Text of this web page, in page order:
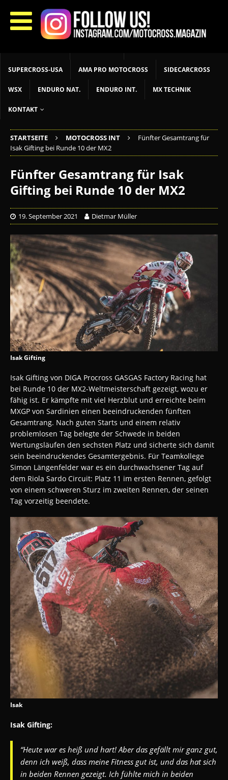
START LIVETIMING MX NEWS MX YOUTH
MX WOMEN MXGP ADAC MX MASTERS MOTOCROSS INT
SUPERCROSS-USA AMA PRO MOTOCROSS SIDECARCROSS
WSX ENDURO NAT. ENDURO INT. MX TECHNIK
KONTAKT
STARTSEITE MOTOCROSS INT
Fünfter Gesamtrang für
Isak Gifting bei Runde 10 der MX2
Fünfter Gesamtrang für Isak
Gifting bei Runde 10 der MX2
19. September 2021 Dietmar Müller
Isak Gifting
Isak Gifting von DIGA Procross GASGAS Factory Racing hat
bei Runde 10 der MX2-Weltmeisterschaft gezeigt, wozu er
fähig ist. Er kämpfte mit viel Herzblut und erreichte beim
MXGP von Sardinien einen beeindruckenden fünften
Gesamtrang. Nach guten Starts und einem relativ
problemlosen Tag belegte der Schwede in beiden
Wertungsläufen den sechsten Platz und sicherte sich damit
sein beeindruckendes Gesamtergebnis. Für Teamkollege
Simon Längenfelder war es ein durchwachsener Tag auf
dem Riola Sardo Circuit: Platz 11 im ersten Rennen, gefolgt
von einem schweren Sturz im zweiten Rennen, der seinen
Tag vorzeitig beendete.
Isak
Isak Gifting:
“Heute war es heiß und hart! Aber das gefällt mir ganz gut,
denn ich weiß, dass meine Fitness gut ist, und das hat sich
in beiden Rennen gezeigt. Ich fühlte mich in beiden